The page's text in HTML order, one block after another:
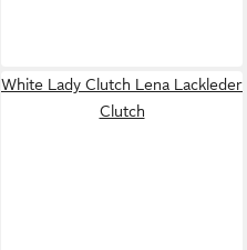
White Lady Clutch Lena Lackleder
Clutch